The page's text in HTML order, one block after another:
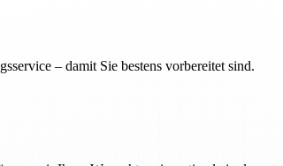
– damit Sie bestens vorbereitet sind.